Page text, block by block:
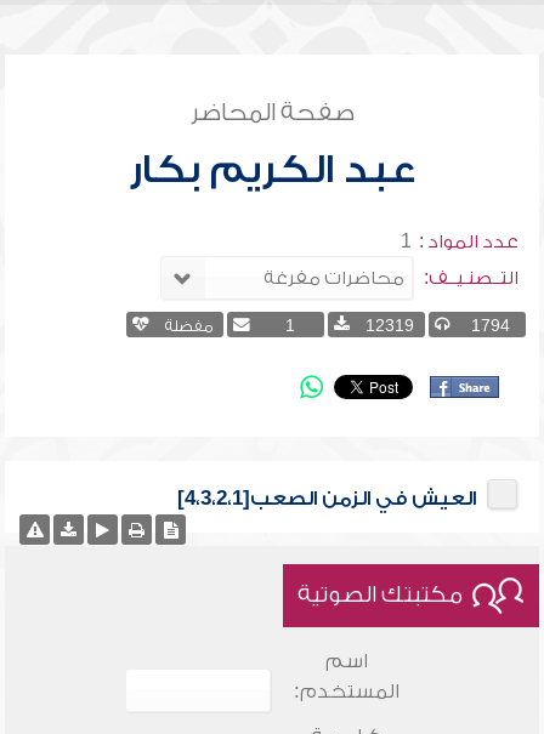
صفحة المحاضر
عبد الكريم بكار
عدد المواد : 1
التــصنـيــف:
1794
12319
1 مفضلة
العيش في الزمن الصعب[4،3،2،1]
مكتبتك الصوتية
اسم
المستخدم: